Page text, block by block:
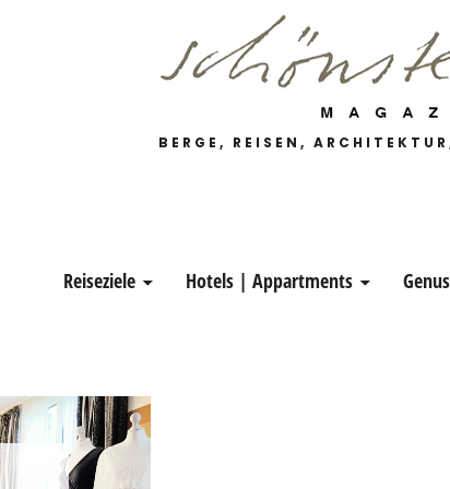
Zeit Magazin
BERGE, REISEN,
Reiseziele Hotels | Appartments